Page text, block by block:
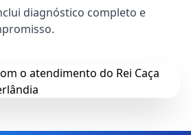
diagnóstico completo e